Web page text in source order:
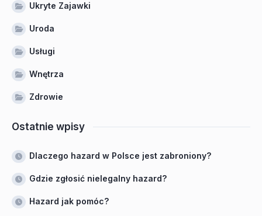
Ukryte Zajawki
Uroda
Usługi
Wnętrza
Zdrowie
Ostatnie wpisy
Dlaczego hazard w Polsce jest zabroniony?
Gdzie zgłosić nielegalny hazard?
Hazard jak pomóc?